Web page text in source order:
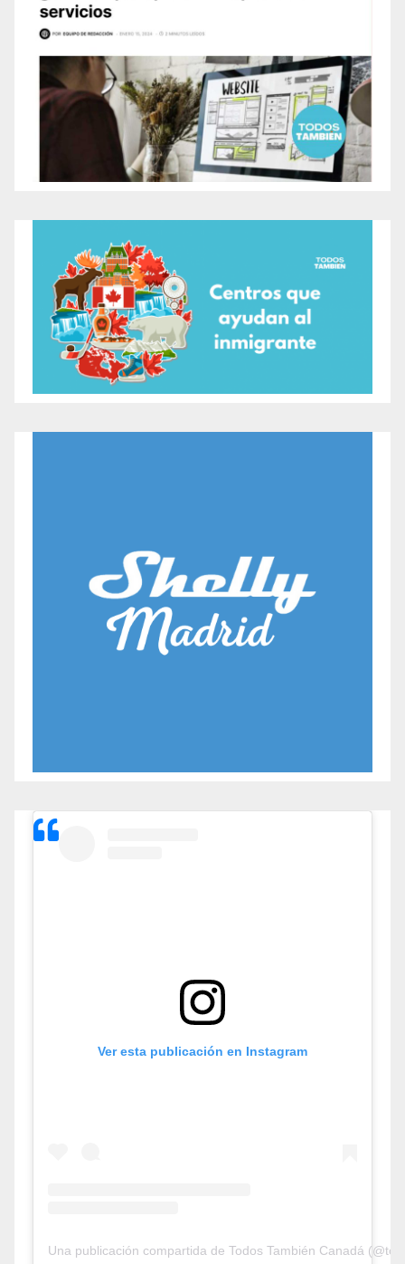
Ver esta publicación en Instagram
Una publicación compartida de Todos También Canadá